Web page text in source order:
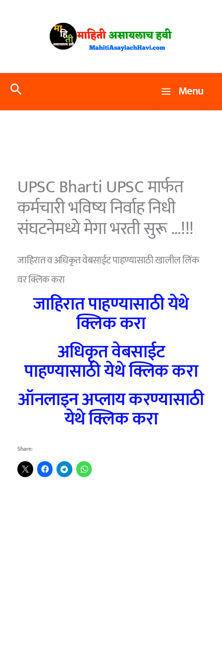
Search Menu
UPSC Bharti UPSC मार्फत
कर्मचारी भविष्य निर्वाह निधी
संघटनेमध्ये मेगा भरती सुरू …!!!
जाहिरात व अधिकृत वेबसाईट पाहण्यासाठी खालील लिंक
वर क्लिक करा
जाहिरात पाहण्यासाठी येथे
क्लिक करा
अधिकृत वेबसाईट
पाहण्यासाठी येथे क्लिक करा
ऑनलाइन अप्लाय करण्यासाठी
येथे क्लिक करा
Share: